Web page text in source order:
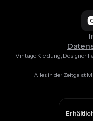
Vintage Kleidung, Designer
Alles in der Zeitgeist